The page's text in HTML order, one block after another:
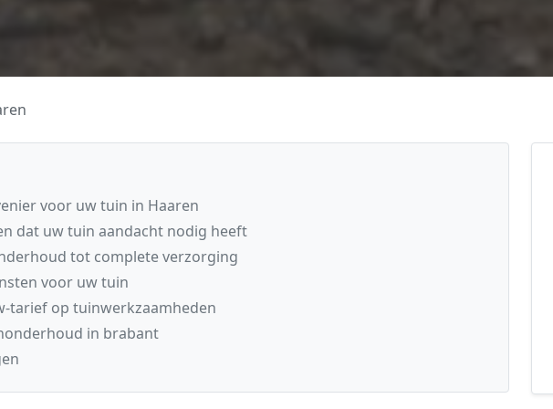
voor uw tuin in Haaren
dat uw tuin aandacht nodig heeft
tot complete verzorging
voor uw tuin
tarief op tuinwerkzaamheden
in brabant